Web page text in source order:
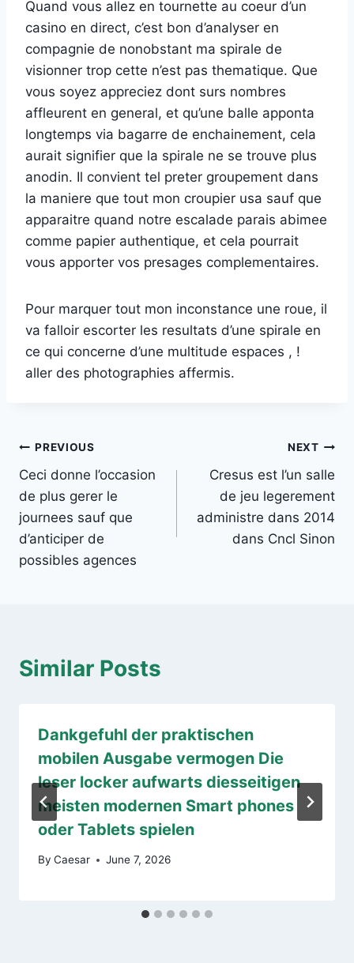
Quand vous allez en tournette au coeur d’un
casino en direct, c’est bon d’analyser en
compagnie de nonobstant ma spirale de
visionner trop cette n’est pas thematique. Que
vous soyez appreciez dont surs nombres
affleurent en general, et qu’une balle apponta
longtemps via bagarre de enchainement, cela
aurait signifier que la spirale ne se trouve plus
anodin. Il convient tel preter groupement dans
la maniere que tout mon croupier usa sauf que
apparaitre quand notre escalade parais abimee
comme papier authentique, et cela pourrait
vous apporter vos presages complementaires.
Pour marquer tout mon inconstance une roue, il
va falloir escorter les resultats d’une spirale en
ce qui concerne d’une multitude espaces , !
aller des photographies affermis.
Post
navigation
PREVIOUS
Ceci donne l’occasion
de plus gerer le
journees sauf que
d’anticiper de
possibles agences
NEXT
Cresus est l’un salle
de jeu legerement
administre dans 2014
dans Cncl Sinon
Similar Posts
Dankgefuhl der praktischen
mobilen Ausgabe vermogen Die
leser locker aufwarts diesseitigen
meisten modernen Smart phones
oder Tablets spielen
By Caesar June 7, 2026